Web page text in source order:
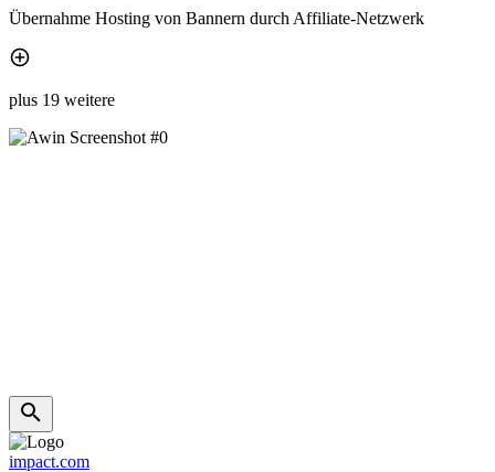
Übernahme Hosting von Bannern durch Affiliate-Netzwerk
plus 19 weitere
impact.com